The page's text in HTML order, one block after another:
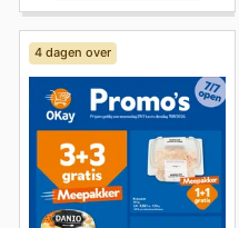
4 dagen over